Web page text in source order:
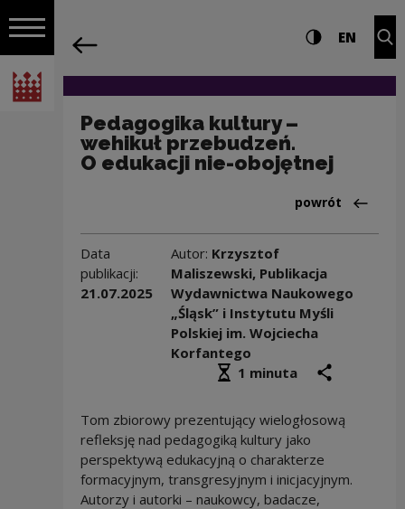
Włącz nawigację
Narodowe Centrum Kultury
Nawigacja Ustawienia i Wysoki
EN
Pedagogika kultury –
wehikuł przebudzeń.
O edukacji nie-obojętnej
Powrót do:Baza
powrót
Data
publikacji:
21.07.2025
Autor: Krzysztof
Maliszewski, Publikacja
Wydawnictwa Naukowego
„Śląsk” i Instytutu Myśli
Polskiej im. Wojciecha
Korfantego
Średni czas czytania
1 minuta
Tom zbiorowy prezentujący wielogłosową
refleksję nad pedagogiką kultury jako
perspektywą edukacyjną o charakterze
formacyjnym, transgresyjnym i inicjacyjnym.
Autorzy i autorki – naukowcy, badacze,